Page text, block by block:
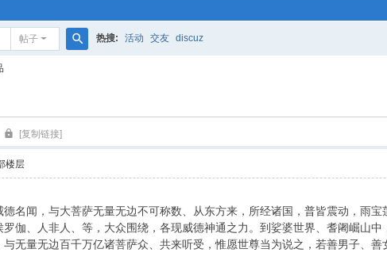
帖子 热搜: 活动 交友 discuz
[复制链接]
楼层
闻，与大菩萨无量无边不可称数、从东方来，所经诸国，普皆震动，雨宝
伽、人非人、等，大众围绕，各现威德神通之力。到娑婆世界、耆阇崛山
无量无边百千万亿诸菩萨众、共来听受，惟愿世尊当为说之，若善男子、